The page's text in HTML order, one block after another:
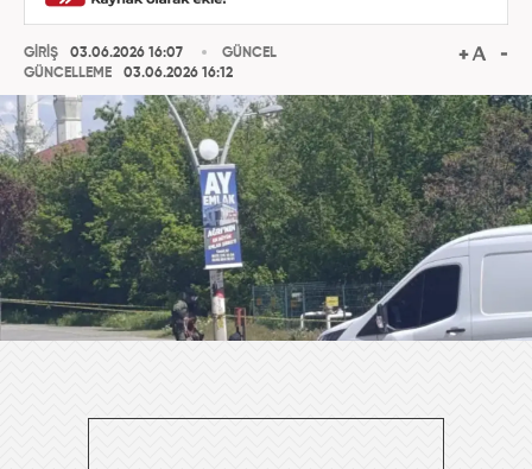
GİRİŞ
03.06.2026 16:07
GÜNCELLEME
03.06.2026 16:12
GÜNCEL